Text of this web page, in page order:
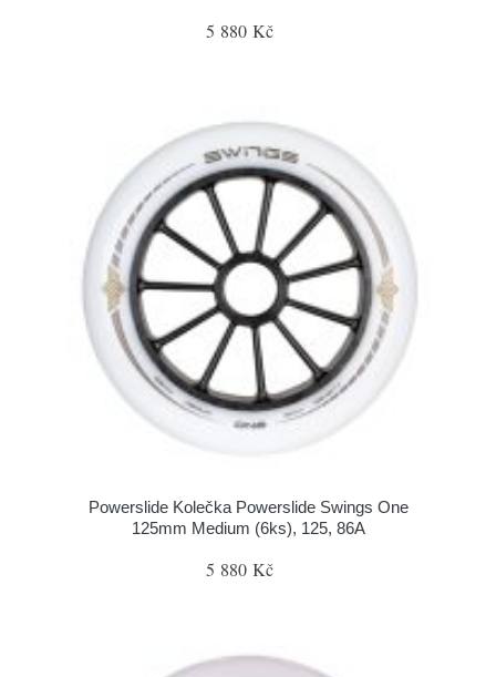
5 880 Kč
Powerslide Kolečka Powerslide Swings One
125mm Medium (6ks), 125, 86A
5 880 Kč